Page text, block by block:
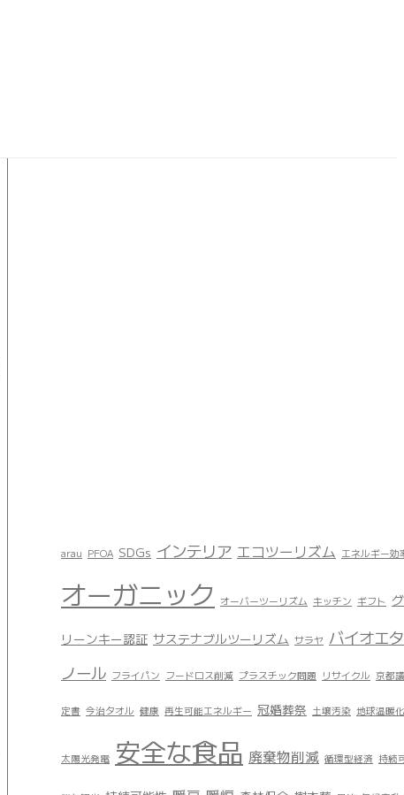
arau PFOA SDGs インテリア エコツーリズム エネルギー効
オーガニック オーバーツーリズム キッチン ギフト グ
リーンキー認証 サステナブルツーリズム サラヤ バイオエタ
ノール フライパン フードロス削減 プラスチック問題 リサイクル 京都議
定書 今治タオル 健康 再生可能エネルギー 冠婚葬祭 土壌汚染 地球温暖化
太陽光発電 安全な食品 廃棄物削減 循環型経済 持続